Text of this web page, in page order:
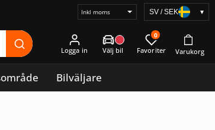
Välj
SV / SEK ▾
Logga in
0
Bilväljare